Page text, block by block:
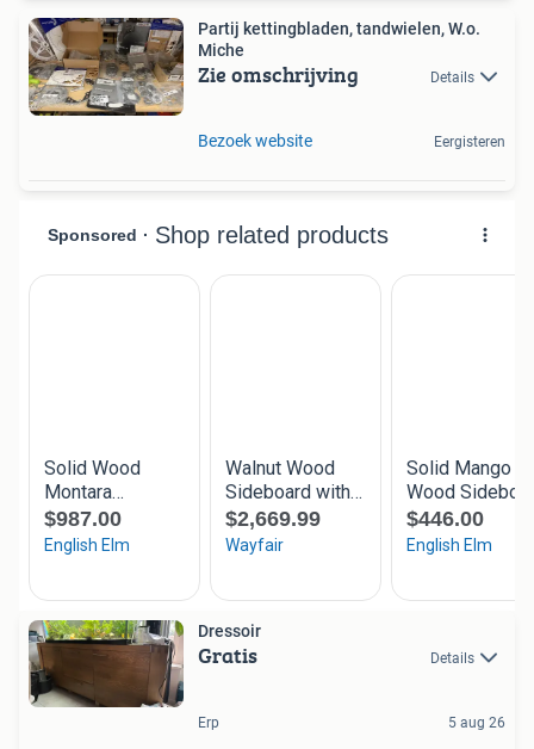
Partij kettingbladen, tandwielen, W.o.
Miche
Zie omschrijving Details
Bezoek website Eergisteren
Dressoir
Gratis Details
Erp 5 aug 26